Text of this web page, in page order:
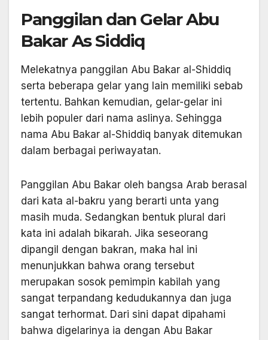
Panggilan dan Gelar Abu
Bakar As Siddiq
Melekatnya panggilan Abu Bakar al-Shiddiq
serta beberapa gelar yang lain memiliki sebab
tertentu. Bahkan kemudian, gelar-gelar ini
lebih populer dari nama aslinya. Sehingga
nama Abu Bakar al-Shiddiq banyak ditemukan
dalam berbagai periwayatan.
Panggilan Abu Bakar oleh bangsa Arab berasal
dari kata al-bakru yang berarti unta yang
masih muda. Sedangkan bentuk plural dari
kata ini adalah bikarah. Jika seseorang
dipangil dengan bakran, maka hal ini
menunjukkan bahwa orang tersebut
merupakan sosok pemimpin kabilah yang
sangat terpandang kedudukannya dan juga
sangat terhormat. Dari sini dapat dipahami
bahwa digelarinya ia dengan Abu Bakar